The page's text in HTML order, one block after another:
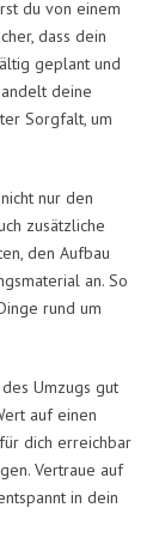
du von einem
dass dein
geplant und
deine
Sorgfalt, um
nur den
zusätzliche
den Aufbau
an. So
rund um
Umzugs gut
auf einen
dich erreichbar
Vertraue auf
in dein